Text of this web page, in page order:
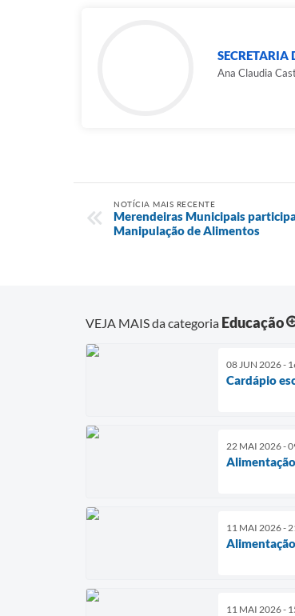
SECRETARIA
Ana Claudia
NOTÍCIA MAIS RECENTE
Merendeiras Municipais
Manipulação de Alimentos
VEJA MAIS da categoria Educação
08 JUN 2026 -
Cardápio
22 MAI 2026 -
11 MAI 2026 -
11 MAI 2026 -